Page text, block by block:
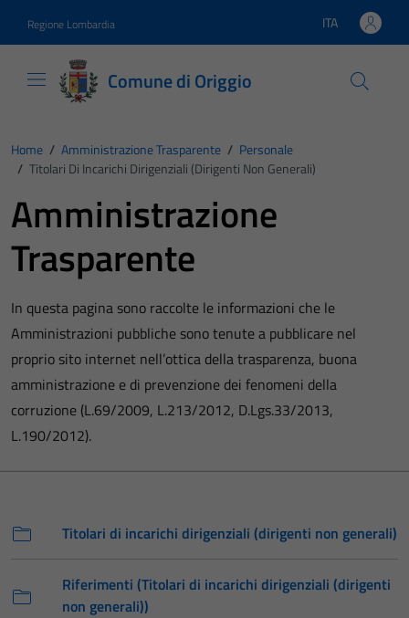
Regione Lombardia Lingua attiva:
ITA
Comune di Origgio
Home / Amministrazione Trasparente / Personale
/ Titolari Di Incarichi Dirigenziali (dirigenti Non Generali)
Amministrazione
Trasparente
In questa pagina sono raccolte le informazioni che le
Amministrazioni pubbliche sono tenute a pubblicare nel
proprio sito internet nell’ottica della trasparenza, buona
amministrazione e di prevenzione dei fenomeni della
corruzione (L.69/2009, L.213/2012, D.Lgs.33/2013,
L.190/2012).
Titolari di incarichi dirigenziali (dirigenti non generali)
Riferimenti (Titolari di incarichi dirigenziali (dirigenti
non generali))